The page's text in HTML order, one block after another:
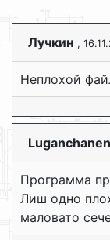
Лучкин ,
Неплохой
Luganchanen
Программа
Лиш одно
маловато